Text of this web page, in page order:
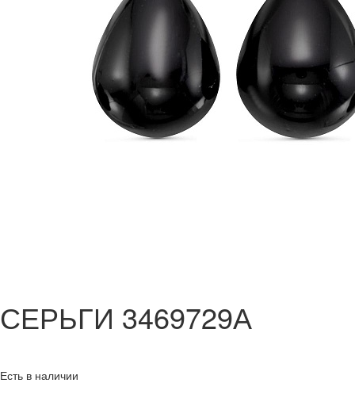
СЕРЬГИ 3469729А
Есть в наличии